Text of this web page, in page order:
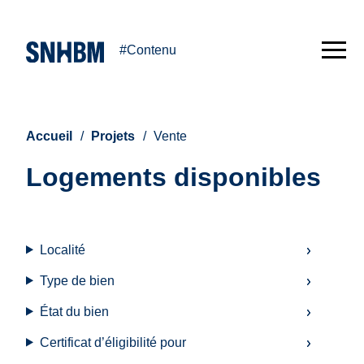
#Contenu
Accueil Projets Vente
Logements disponibles
Formulaire
pour
filtrer
Localité
Type de bien
État du bien
Certificat d’éligibilité pour